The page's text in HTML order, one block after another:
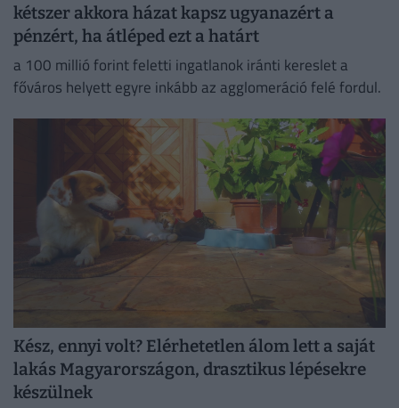
kétszer akkora házat kapsz ugyanazért a
pénzért, ha átléped ezt a határt
a 100 millió forint feletti ingatlanok iránti kereslet a
főváros helyett egyre inkább az agglomeráció felé fordul.
Kész, ennyi volt? Elérhetetlen álom lett a saját
lakás Magyarországon, drasztikus lépésekre
készülnek